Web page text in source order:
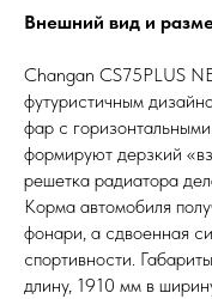
Внешний вид и
Changan CS75PLUS
футуристичным
фар с
формируют дерзкий
решетка радиатора
Корма автомобиля
фонари, а сдвоенная
спортивности.
длину, 1910 мм в